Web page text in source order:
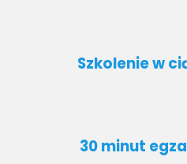
Szkolenie w
30 minut